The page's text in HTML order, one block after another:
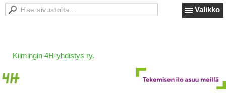
Valikko
Kiimingin 4H-yhdistys ry.